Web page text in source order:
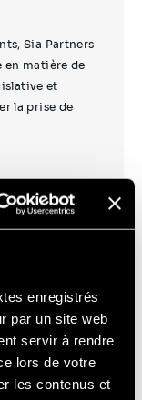
enregistrés
par un site web
servir à rendre
lors de votre
les contenus et
Sia Partners
en matière de
et
la prise de
dans la